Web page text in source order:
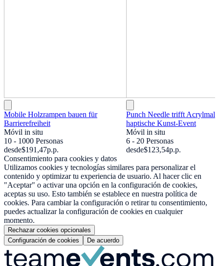
Mobile Holzrampen bauen für
Barrierefreiheit
Móvil in situ
10 - 1000 Personas
desde$191,47p.p.
Punch Needle trifft
haptische Kunst-Event
Móvil in situ
6 - 20 Personas
desde$123,54p.p.
Consentimiento para cookies y datos
Utilizamos cookies y tecnologías similares para personalizar el
contenido y optimizar tu experiencia de usuario. Al hacer clic en
"Aceptar" o activar una opción en la configuración de cookies,
aceptas su uso. Esto también se establece en nuestra política de
cookies. Para cambiar la configuración o retirar tu consentimiento,
puedes actualizar la configuración de cookies en cualquier
momento.
Rechazar cookies opcionales
Configuración de cookies
De acuerdo